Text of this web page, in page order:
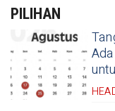
PILIHAN